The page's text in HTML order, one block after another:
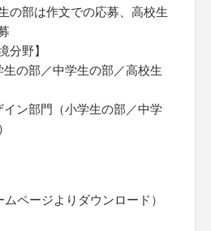
の部は作文での応募、高校生
分野】
生の部／中学生の部／高校生
イン部門（小学生の部／中学
ページよりダウンロード）